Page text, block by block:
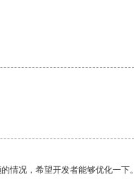
情况，希望开发者能够优化一下。